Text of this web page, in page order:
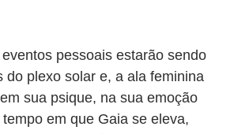
pessoais estarão sendo
plexo solar e, a ala feminina
sua psique, na sua emoção
em que Gaia se eleva,